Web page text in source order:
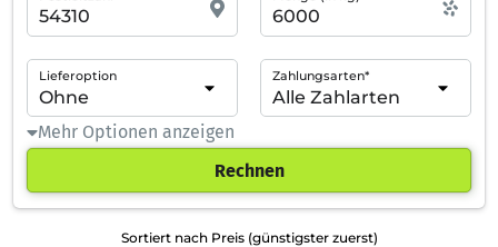
Lieferoption Zahlungsarten*
Mehr Optionen anzeigen
Rechnen
Sortiert nach Preis (günstigster zuerst)